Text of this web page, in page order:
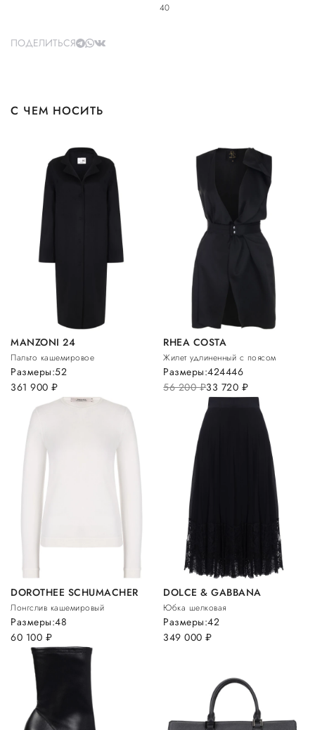
40
ПОДЕЛИТЬСЯ
С ЧЕМ НОСИТЬ
MANZONI 24
Пальто кашемировое
361 900 руб.
Размеры:52
RHEA COSTA
Жилет удлиненный с поясом
56 200руб.33 720 руб.
Размеры:424446
DOROTHEE SCHUMACHER
Лонгслив кашемировый
60 100 руб.
Размеры:48
DOLCE & GABBANA
Юбка шелковая
349 000руб.
Размеры:42